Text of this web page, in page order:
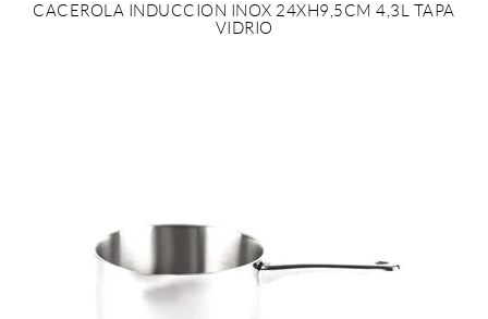
CACEROLA INDUCCION INOX 24XH9,5CM 4,3L TAPA
VIDRIO